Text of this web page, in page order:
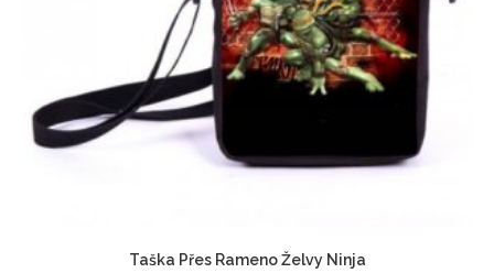
Taška Přes Rameno Želvy Ninja